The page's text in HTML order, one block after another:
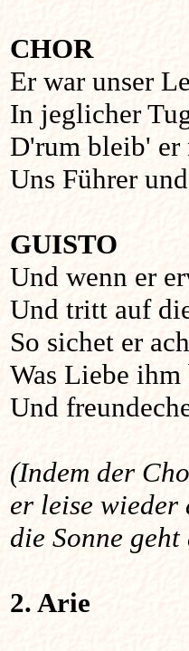
CHOR
Er war unser
In jeglicher
D'rum bleib' er
Uns Führer
GUISTO
Und wenn er
Und tritt auf
So sichet er
Was Liebe ihm
Und
(Indem der
er leise
die Sonne
2. Arie